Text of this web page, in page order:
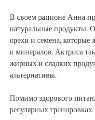
В своем рационе Анна
натуральные продукты.
орехи и семена,
и минералов. Актриса
жирных и сладких
альтернативы.
Помимо здорового
регулярных